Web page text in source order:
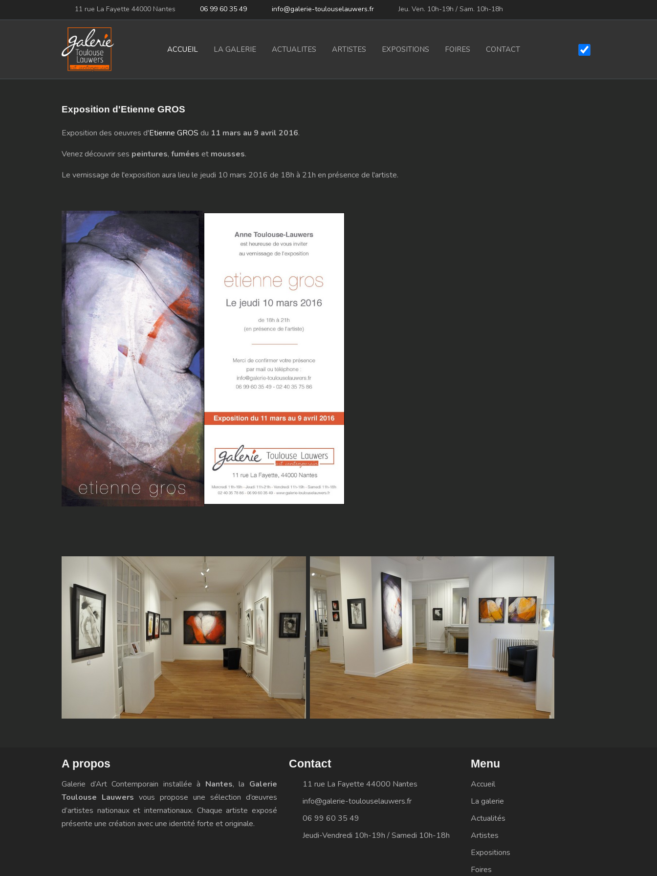
11 rue La Fayette 44000 Nantes 06 99 60 35 49 info@galerie-toulouselauwers.fr Jeu. Ven. 10h-19h / Sam. 10h-18h
ACCUEIL LA GALERIE ACTUALITES ARTISTES EXPOSITIONS FOIRES CONTACT
Exposition d'Etienne GROS
Exposition des oeuvres d'Etienne GROS du 11 mars au 9 avril 2016.
Venez découvrir ses peintures, fumées et mousses.
Le vernissage de l'exposition aura lieu le jeudi 10 mars 2016 de 18h à 21h en présence de l'artiste.
A propos
Galerie d’Art Contemporain installée à Nantes, la Galerie
Toulouse Lauwers vous propose une sélection d’œuvres
d’artistes nationaux et internationaux. Chaque artiste exposé
présente une création avec une identité forte et originale.
Contact
11 rue La Fayette 44000 Nantes
info@galerie-toulouselauwers.fr
06 99 60 35 49
Jeudi-Vendredi 10h-19h / Samedi 10h-18h
Menu
Accueil
La galerie
Actualités
Artistes
Expositions
Foires